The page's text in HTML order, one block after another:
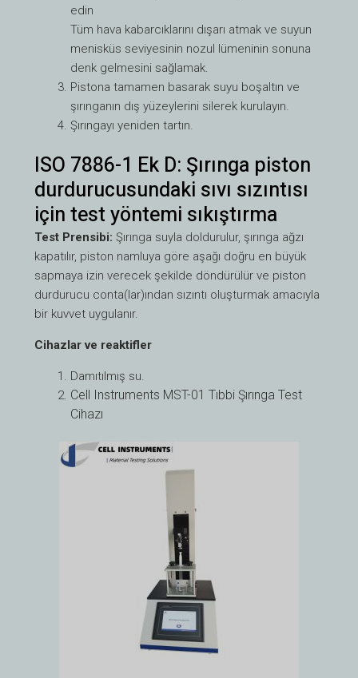
edin
Tüm hava kabarcıklarını dışarı atmak ve suyun
menisküs seviyesinin nozul lümeninin sonuna
denk gelmesini sağlamak.
Pistona tamamen basarak suyu boşaltın ve
şırınganın dış yüzeylerini silerek kurulayın.
Şırıngayı yeniden tartın.
ISO 7886-1 Ek D: Şırınga piston
durdurucusundaki sıvı sızıntısı
için test yöntemi sıkıştırma
Test Prensibi:Şırınga suyla doldurulur, şırınga ağzı
kapatılır, piston namluya göre aşağı doğru en büyük
sapmaya izin verecek şekilde döndürülür ve piston
durdurucu conta(lar)ından sızıntı oluşturmak amacıyla
bir kuvvet uygulanır.
Cihazlar ve reaktifler
Damıtılmış su.
Cell Instruments MST-01 Tıbbi Şırınga Test
Cihazı